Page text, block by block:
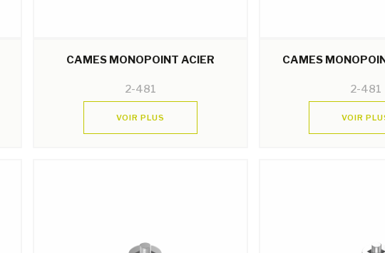
CAMES MONOPOINT ACIER
2-481
VOIR PLUS
CAMES
2-481
VOIR